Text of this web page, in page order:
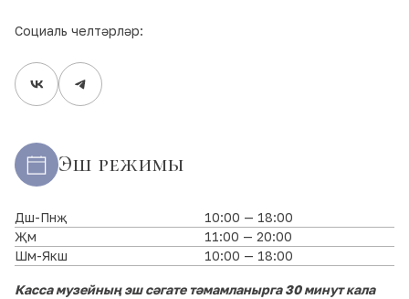
Социаль челтәрләр:
Эш режимы
Дш-Пнҗ
10:00 — 18:00
Җм
11:00 — 20:00
Шм-Якш
10:00 — 18:00
Касса музейның эш сәгате тәмамланырга 30 минут кала